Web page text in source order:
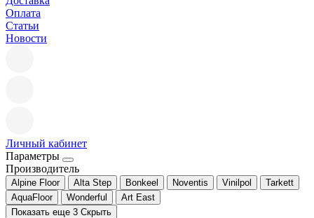
Оплата
Статьи
Новости
Личный кабинет
Параметры
Производитель
Alpine Floor Alta Step Bonkeel Noventis Vinilpol
Tarkett
AquaFloor
Wonderful
Art East
Показать еще 3 Скрыть